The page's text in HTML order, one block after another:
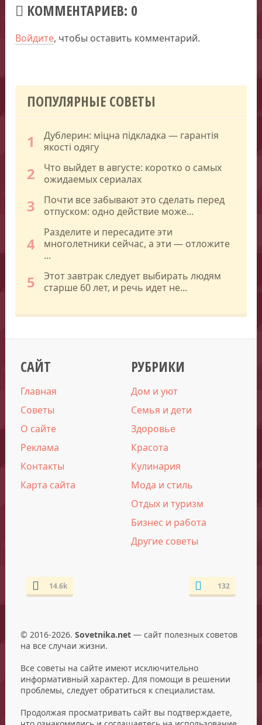
КОММЕНТАРИЕВ: 0
Войдите, чтобы оставить комментарий.
ПОПУЛЯРНЫЕ СОВЕТЫ
1
Дублерин: міцна підкладка — гарантія
якості одягу
2
Что выйдет в августе: коротко о самых
ожидаемых сериалах
3
Почти все забывают это сделать перед
отпуском: одно действие може...
4
Разделите и пересадите эти
многолетники сейчас, а эти — отложите
...
5
Этот завтрак следует выбирать людям
старше 60 лет, и речь идет не...
САЙТ
Главная
Советы
О сайте
Реклама
Контакты
Карта сайта
РУБРИКИ
Дом и уют
Семья и дети
Здоровье
Красота
Кулинария
Мода и стиль
Отдых и туризм
Бизнес и работа
Другие советы
14.6k 132
© 2016-2026. Sovetnika.net— сайт полезных советов
на все случаи жизни.
Все советы на сайте имеют исключительно
информативный характер. Для помощи в решении
проблемы, следует обратиться к специалистам.
Продолжая просматривать сайт вы подтверждаете,